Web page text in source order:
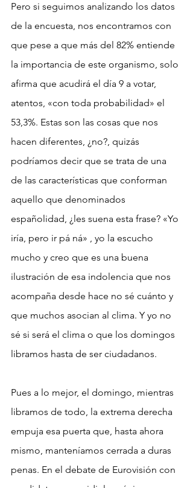
Pero si seguimos analizando los datos
de la encuesta, nos encontramos con
que pese a que más del 82% entiende
la importancia de este organismo, solo
afirma que acudirá el día 9 a votar,
atentos, «con toda probabilidad» el
53,3%. Estas son las cosas que nos
hacen diferentes, ¿no?, quizás
podríamos decir que se trata de una
de las características que conforman
aquello que denominados
españolidad, ¿les suena esta frase? «Yo
iría, pero ir pá ná» , yo la escucho
mucho y creo que es una buena
ilustración de esa indolencia que nos
acompaña desde hace no sé cuánto y
que muchos asocian al clima. Y yo no
sé si será el clima o que los domingos
libramos hasta de ser ciudadanos.
Pues a lo mejor, el domingo, mientras
libramos de todo, la extrema derecha
empuja esa puerta que, hasta ahora
mismo, manteníamos cerrada a duras
penas. En el debate de Eurovisión con